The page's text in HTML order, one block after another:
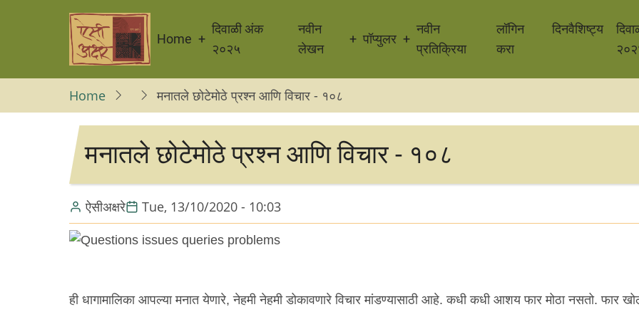
navigation
Home
दिवाळी अंक
२०२५
नवीन
लेखन
पॉप्युलर
नवीन
प्रतिक्रिया
लॉगिन
करा
दिनवैशिष्ट्य
Home मनातले छोटेमोठे प्रश्न आणि विचार - १०८
मनातले छोटेमोठे प्रश्न आणि विचार - १०८
ऐसीअक्षरे Tue, 13/10/2020 - 10:03
ही धागामालिका आपल्या मनात येणारे, नेहमी नेहमी डोकावणारे विचार मांडण्यासाठी आहे. कधी कधी आशय फार मोठा नसतो. फार